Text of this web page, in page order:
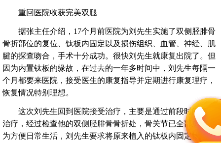
重回医院收获完美双腿
据张主任介绍，17个月前医院为刘先生实施了双侧胫腓骨
骨折部位的复位、钛板内固定以及损伤组织、血管、神经、肌
腱的探查吻合，手术十分成功。很快刘先生就康复出院了。但
因为内置钛板的缘故，在过去的一年多时间中，刘先生每隔一
个月都要来医院，接受医生的康复指导并定期进行康复理疗，
恢复情况特别理想。
这次刘先生回到医院接受治疗，主要是通过前段时间康复
治疗，经过检查他的双侧胫腓骨骨折处，骨关节已全部愈合。
为方便日常生活，刘先生要求将原来植入的钛板内固定物取